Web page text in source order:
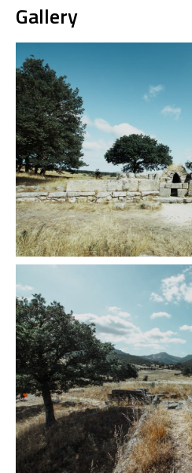
Gallery